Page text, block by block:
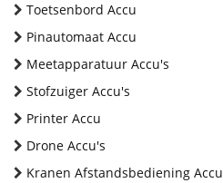
Toetsenbord Accu
Pinautomaat Accu
Meetapparatuur Accu's
Stofzuiger Accu's
Printer Accu
Drone Accu's
Kranen Afstandsbediening Accu